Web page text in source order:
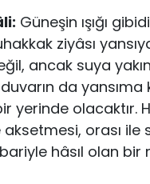
Güneşin ışığı
ziyâsı
ancak suya
da yansıma
yerinde olacaktır.
orası ile
hâsıl olan bir